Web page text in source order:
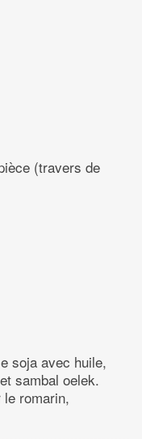
(travers de
soja avec huile,
sambal oelek.
le romarin,